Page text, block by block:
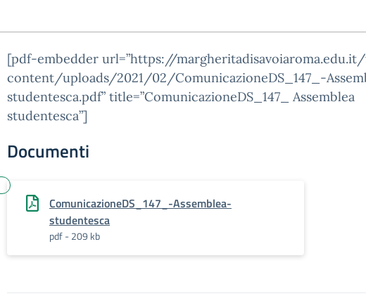
[pdf-embedder url=”https://
content/uploads/2021/02/ComunicazioneDS_147_-
studentesca.pdf” title=”ComunicazioneDS_147_ Assemblea
studentesca”]
Documenti
ComunicazioneDS_147_-Assemblea-
studentesca
pdf - 209 kb